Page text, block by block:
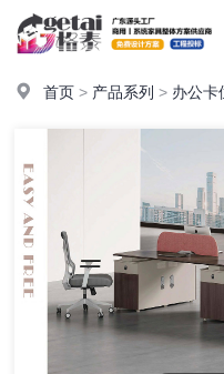
首页 > 产品系列 > 办公卡